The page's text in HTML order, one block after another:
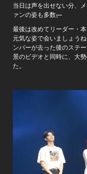
当日は声を出せない分、
ァンの姿も多数。
最後は改めてリーダー・
元気な姿で会いましょう
ンバーが去った後のステ
景のビデオと同時に、大
た。